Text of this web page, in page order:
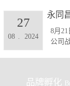
永同
8月
公司
08 . 2024
27
品牌孵化